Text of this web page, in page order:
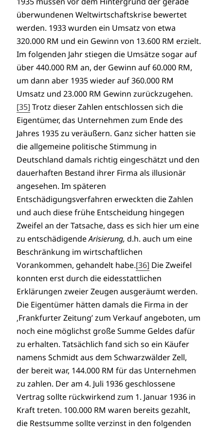
überwundenen Weltwirtschaftskrise bewertet
werden. 1933 wurden ein Umsatz von etwa
320.000 RM und ein Gewinn von 13.600 RM erzielt.
Im folgenden Jahr stiegen die Umsätze sogar auf
über 440.000 RM an, der Gewinn auf 60.000 RM,
um dann aber 1935 wieder auf 360.000 RM
Umsatz und 23.000 RM Gewinn zurückzugehen.
[35] Trotz dieser Zahlen entschlossen sich die
Eigentümer, das Unternehmen zum Ende des
Jahres 1935 zu veräußern. Ganz sicher hatten sie
die allgemeine politische Stimmung in
Deutschland damals richtig eingeschätzt und den
dauerhaften Bestand ihrer Firma als illusionär
angesehen. Im späteren
Entschädigungsverfahren erweckten die Zahlen
und auch diese frühe Entscheidung hingegen
Zweifel an der Tatsache, dass es sich hier um eine
zu entschädigendeArisierung, d.h. auch um eine
Beschränkung im wirtschaftlichen
Vorankommen, gehandelt habe.[36] Die Zweifel
konnten erst durch die eidesstattlichen
Erklärungen zweier Zeugen ausgeräumt werden.
Die Eigentümer hätten damals die Firma in der
‚Frankfurter Zeitung’ zum Verkauf angeboten, um
noch eine möglichst große Summe Geldes dafür
zu erhalten. Tatsächlich fand sich so ein Käufer
namens Schmidt aus dem Schwarzwälder Zell,
der bereit war, 144.000 RM für das Unternehmen
zu zahlen. Der am 4. Juli 1936 geschlossene
Vertrag sollte rückwirkend zum 1. Januar 1936 in
Kraft treten. 100.000 RM waren bereits gezahlt,
die Restsumme sollte verzinst in den folgenden